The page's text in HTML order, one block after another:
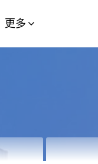
更多